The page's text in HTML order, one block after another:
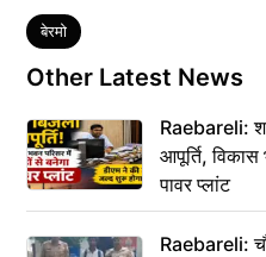
Tags
बेरमो
Other Latest News
Raebareli:
आपूर्ति,
पावर प्लांट
Raebareli: